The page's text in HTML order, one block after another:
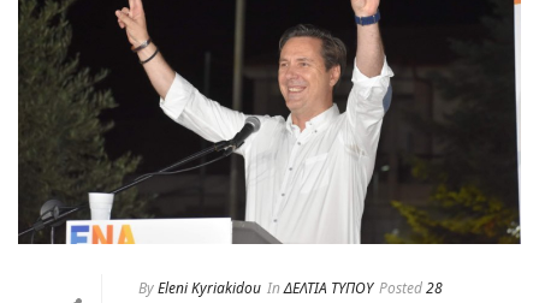
ByEleni Kyriakidou InΔΕΛΤΙΑ ΤΥΠΟΥ Posted28